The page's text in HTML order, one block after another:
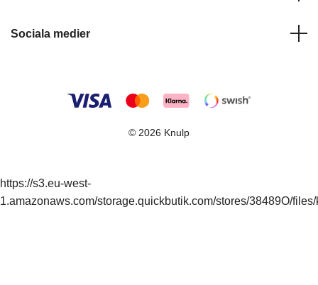
Sociala medier
© 2026 Knulp
https://s3.eu-west-
1.amazonaws.com/storage.quickbutik.com/stores/38489O/